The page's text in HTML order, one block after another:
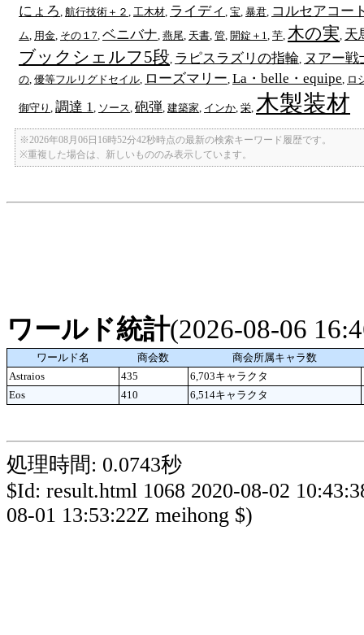
にょろ 航行技術＋２ 工木材 ライディ 宝 暴君 コルセアコー
ム 用金 その１7 ベニバナ 燕尾 天書 管 開錠＋1 芋 木の実 天
ブックシェルフ5段 ラピスラズリの指輪 ヌアー戦
の 優等フルリグドセイル ローズマリー La・belle・equipe ロ
御守り 調達 1 ソース 砲弾 建築家 インか 栄 木製装材
※2026年08月06日16時52分42秒時点の最新の検索キーワード履歴です。
※重複した場合は、新しいもののみ表示しています。
ワールド統計(2026-08-06
ワールド名 商会数
商会所属キャラ数
Astraios
435 6,703キャラクタ
Eos
410 6,514キャラクタ
処理時間: 0.0743秒
$Id: result.html 1068 2020-08-02
08-01 13:53:22Z meihong $)